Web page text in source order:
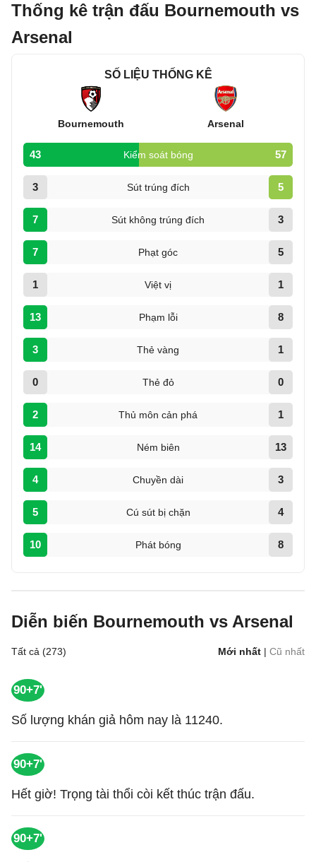
Thống kê trận đấu Bournemouth vs
Arsenal
SỐ LIỆU THỐNG KÊ
Bournemouth Arsenal
43 Kiểm soát bóng 57
3 Sút trúng đích 5
7 Sút không trúng đích 3
7 Phạt góc 5
1 Việt vị 1
13 Phạm lỗi 8
3 Thẻ vàng 1
0 Thẻ đỏ 0
2 Thủ môn cản phá 1
14 Ném biên 13
4 Chuyền dài 3
5 Cú sút bị chặn 4
10 Phát bóng 8
Diễn biến Bournemouth vs Arsenal
Tất cả (273) Mới nhất | Cũ nhất
90+7'
Số lượng khán giả hôm nay là 11240.
90+7'
Hết giờ! Trọng tài thổi còi kết thúc trận đấu.
90+7'